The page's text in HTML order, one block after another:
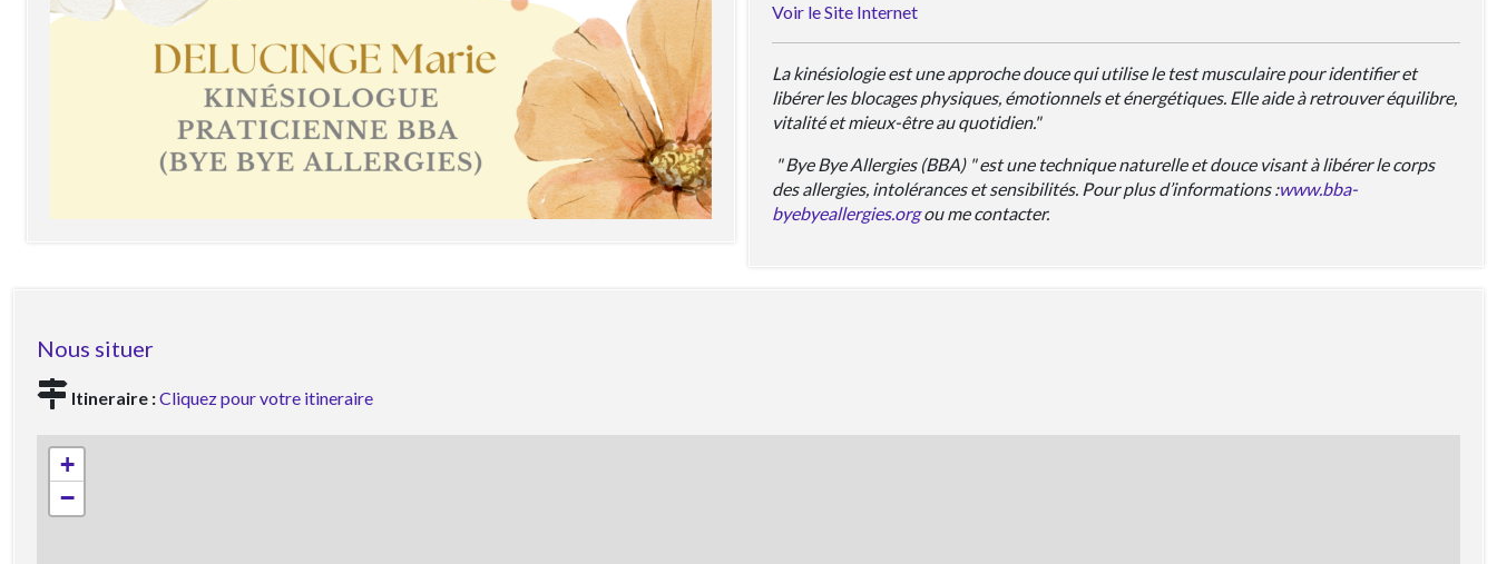
Voir le Site Internet
La kinésiologie est une approche douce qui utilise le test musculaire pour identifier et
libérer les blocages physiques, émotionnels et énergétiques. Elle aide à retrouver équilibre,
vitalité et mieux-être au quotidien."
" Bye Bye Allergies (BBA) " est une technique naturelle et douce visant à libérer le corps
des allergies, intolérances et sensibilités. Pour plus d’informations :www.bba-
byebyeallergies.orgou me contacter.
Nous situer
Itineraire :Cliquez pour votre itineraire
+
−